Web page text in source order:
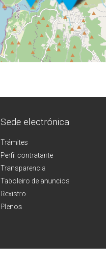
Sede electrónica
Trámites
Perfil contratante
Transparencia
Taboleiro de anuncios
Rexistro
Plenos